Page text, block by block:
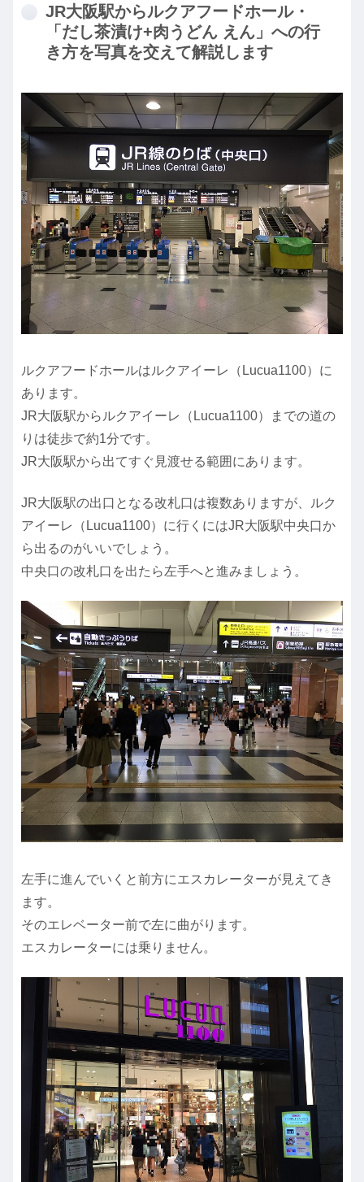
JR大阪駅からルクアフードホール・
「だし茶漬け+肉うどん えん」への行
き方を写真を交えて解説します
ルクアフードホールはルクアイーレ（Lucua1100）に
あります。
JR大阪駅からルクアイーレ（Lucua1100）までの道の
りは徒歩で約1分です。
JR大阪駅から出てすぐ見渡せる範囲にあります。
JR大阪駅の出口となる改札口は複数ありますが、ルク
アイーレ（Lucua1100）に行くにはJR大阪駅中央口か
ら出るのがいいでしょう。
中央口の改札口を出たら左手へと進みましょう。
左手に進んでいくと前方にエスカレーターが見えてき
ます。
そのエレベーター前で左に曲がります。
エスカレーターには乗りません。